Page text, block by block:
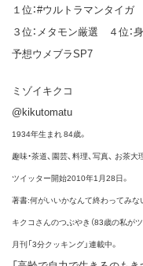
１位：#ウルトラマンタイ
３位：メタモン厳選 ４位
予想ウメブラSP7
ミゾイキクコ
@kikutomatu
1934年生まれ 84歳。
趣味・茶道、園芸、料理、写真、 お茶大
ツイッター開始2010年1月28日。
著書:何がいいかなんて終わってみな
キクコさんのつぶやき（83歳の私が
月刊「3分クッキング」連載中。